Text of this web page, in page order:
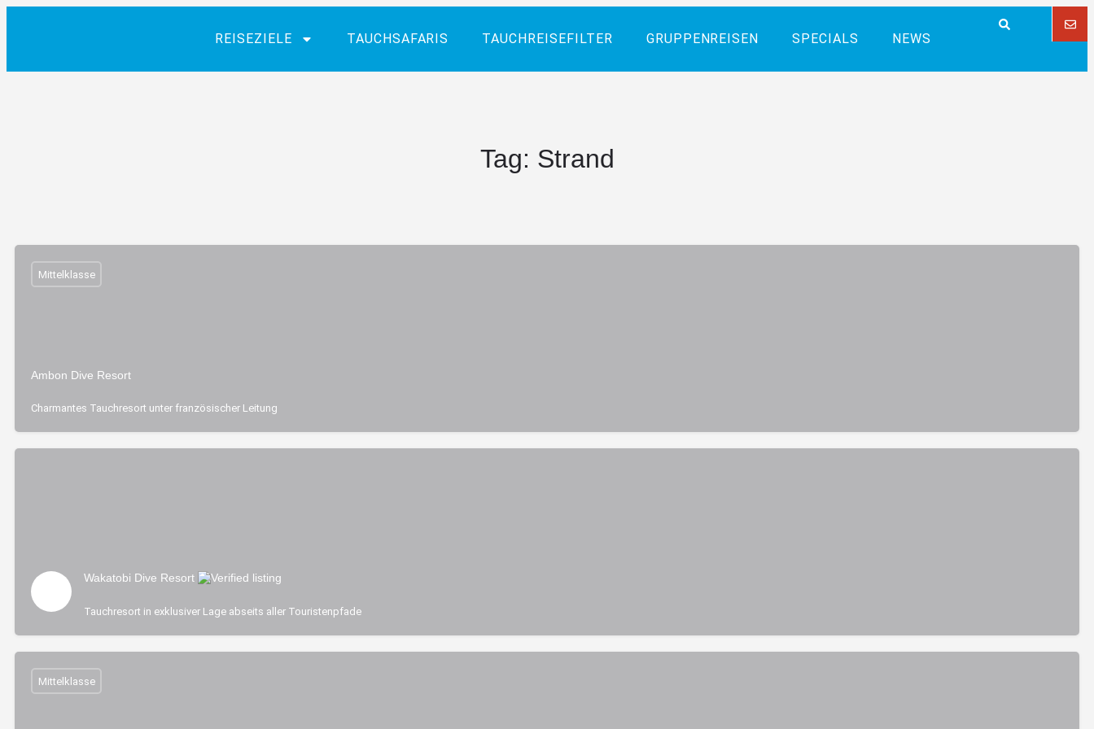
REISEZIELE TAUCHSAFARIS TAUCHREISEFILTER GRUPPENREISEN SPECIALS NEWS
Tag: Strand
Ambon Dive Resort
Charmantes Tauchresort unter französischer Leitung
Mittelklasse
Wakatobi Dive Resort
Tauchresort in exklusiver Lage abseits aller Touristenpfade
Mittelklasse